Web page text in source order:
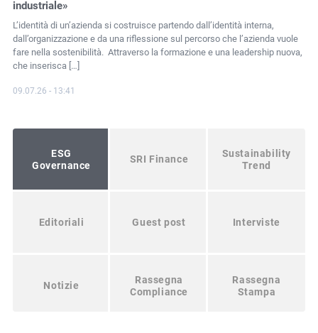
industriale»
L’identità di un’azienda si costruisce partendo dall’identità interna,
dall’organizzazione e da una riflessione sul percorso che l’azienda vuole
fare nella sostenibilità. Attraverso la formazione e una leadership nuova,
che inserisca […]
09.07.26 - 13:41
ESG
Governance
SRI Finance
Sustainability
Trend
Editoriali Guest post Interviste
Notizie
Rassegna
Compliance
Rassegna
Stampa